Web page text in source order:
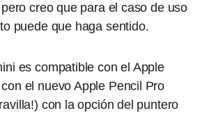
pero creo que para el caso de uso
puede que haga sentido.
es compatible con el Apple
el nuevo Apple Pencil Pro
con la opción del puntero